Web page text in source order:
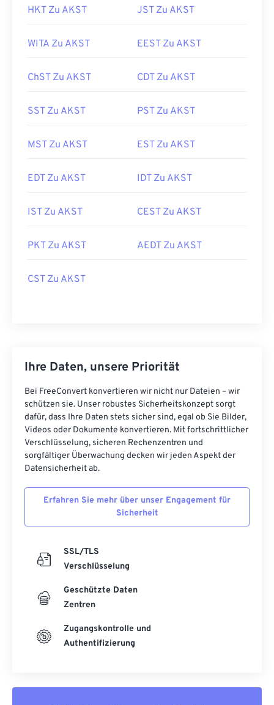
HKT Zu AKST JST Zu AKST
WITA Zu AKST EEST Zu AKST
ChST Zu AKST CDT Zu AKST
SST Zu AKST PST Zu AKST
MST Zu AKST EST Zu AKST
EDT Zu AKST IDT Zu AKST
IST Zu AKST CEST Zu AKST
PKT Zu AKST AEDT Zu AKST
CST Zu AKST
Ihre Daten, unsere Priorität
Bei FreeConvert konvertieren wir nicht nur Dateien – wir
schützen sie. Unser robustes Sicherheitskonzept sorgt
dafür, dass Ihre Daten stets sicher sind, egal ob Sie Bilder,
Videos oder Dokumente konvertieren. Mit fortschrittlicher
Verschlüsselung, sicheren Rechenzentren und
sorgfältiger Überwachung decken wir jeden Aspekt der
Datensicherheit ab.
Erfahren Sie mehr über unser Engagement für
Sicherheit
SSL/TLS
Verschlüsselung
Geschützte Daten
Zentren
Zugangskontrolle und
Authentifizierung